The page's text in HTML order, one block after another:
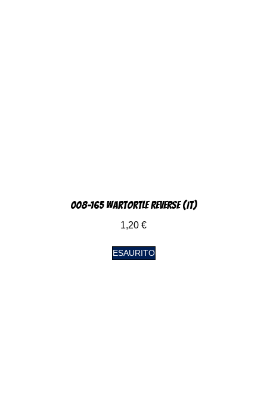
008-165 Wartortle Reverse (IT)
1,20 €
ESAURITO